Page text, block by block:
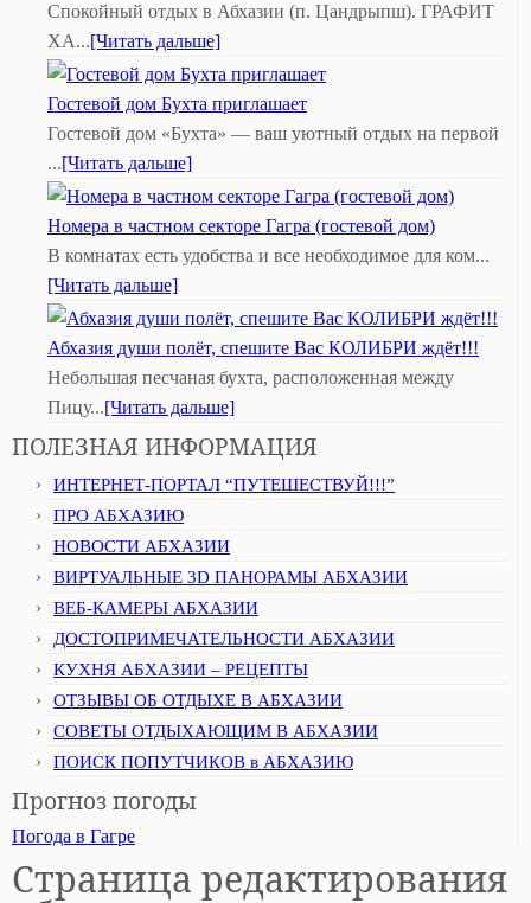
Спокойный отдых в Абхазии (п. Цандрыпш). ГРАФИТ
ХА...[Читать дальше]
Гостевой дом Бухта приглашает
Гостевой дом «Бухта» — ваш уютный отдых на первой
...[Читать дальше]
Номера в частном секторе Гагра (гостевой дом)
В комнатах есть удобства и все необходимое для ком...
[Читать дальше]
Абхазия души полёт, спешите Вас КОЛИБРИ ждёт!!!
Небольшая песчаная бухта, расположенная между
Пицу...[Читать дальше]
ПОЛЕЗНАЯ ИНФОРМАЦИЯ
ИНТЕРНЕТ-ПОРТАЛ “ПУТЕШЕСТВУЙ!!!”
ПРО АБХАЗИЮ
НОВОСТИ АБХАЗИИ
ВИРТУАЛЬНЫЕ 3D ПАНОРАМЫ АБХАЗИИ
ВЕБ-КАМЕРЫ АБХАЗИИ
ДОСТОПРИМЕЧАТЕЛЬНОСТИ АБХАЗИИ
КУХНЯ АБХАЗИИ – РЕЦЕПТЫ
ОТЗЫВЫ ОБ ОТДЫХЕ В АБХАЗИИ
СОВЕТЫ ОТДЫХАЮЩИМ В АБХАЗИИ
ПОИСК ПОПУТЧИКОВ в АБХАЗИЮ
Прогноз погоды
Погода в Гагре
Страница редактирования